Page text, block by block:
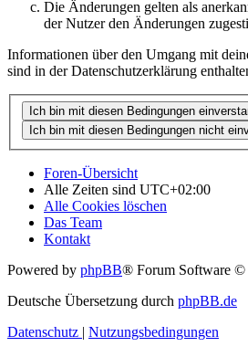
Die Änderungen gelten als
der Nutzer den Änderungen
Informationen über den Umgang mit
sind in der Datenschutzerklärung
Foren-Übersicht
Alle Zeiten sind UTC+02:00
Alle Cookies löschen
Das Team
Kontakt
Powered by phpBB® Forum Software
Deutsche Übersetzung durch phpBB.de
Datenschutz | Nutzungsbedingungen